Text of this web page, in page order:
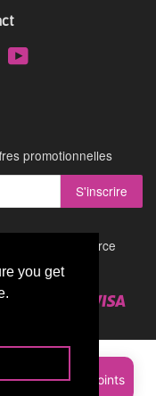
you get
you get
promotionnelles
Commerce
Shopify
Shopify
up and earn Points